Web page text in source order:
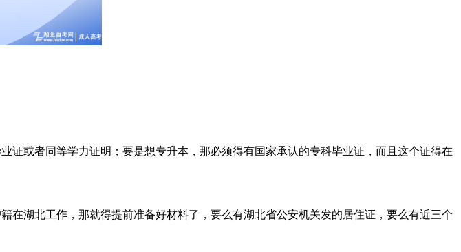
或者同等学力证明；要是想专升本，那必须得有国家承认的专科毕业证，而且这个证得在
湖北工作，那就得提前准备好材料了，要么有湖北省公安机关发的居住证，要么有近三个